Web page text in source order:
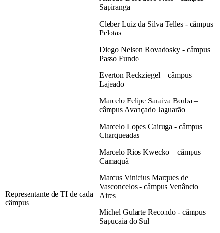
Representante de TI de cada
câmpus
Sapiranga
Cleber Luiz da Silva Telles - câmpus
Pelotas
Diogo Nelson Rovadosky - câmpus
Passo Fundo
Everton Reckziegel – câmpus
Lajeado
Marcelo Felipe Saraiva Borba –
câmpus Avançado Jaguarão
Marcelo Lopes Cairuga - câmpus
Charqueadas
Marcelo Rios Kwecko – câmpus
Camaquã
Marcus Vinicius Marques de
Vasconcelos - câmpus Venâncio
Aires
Michel Gularte Recondo - câmpus
Sapucaia do Sul